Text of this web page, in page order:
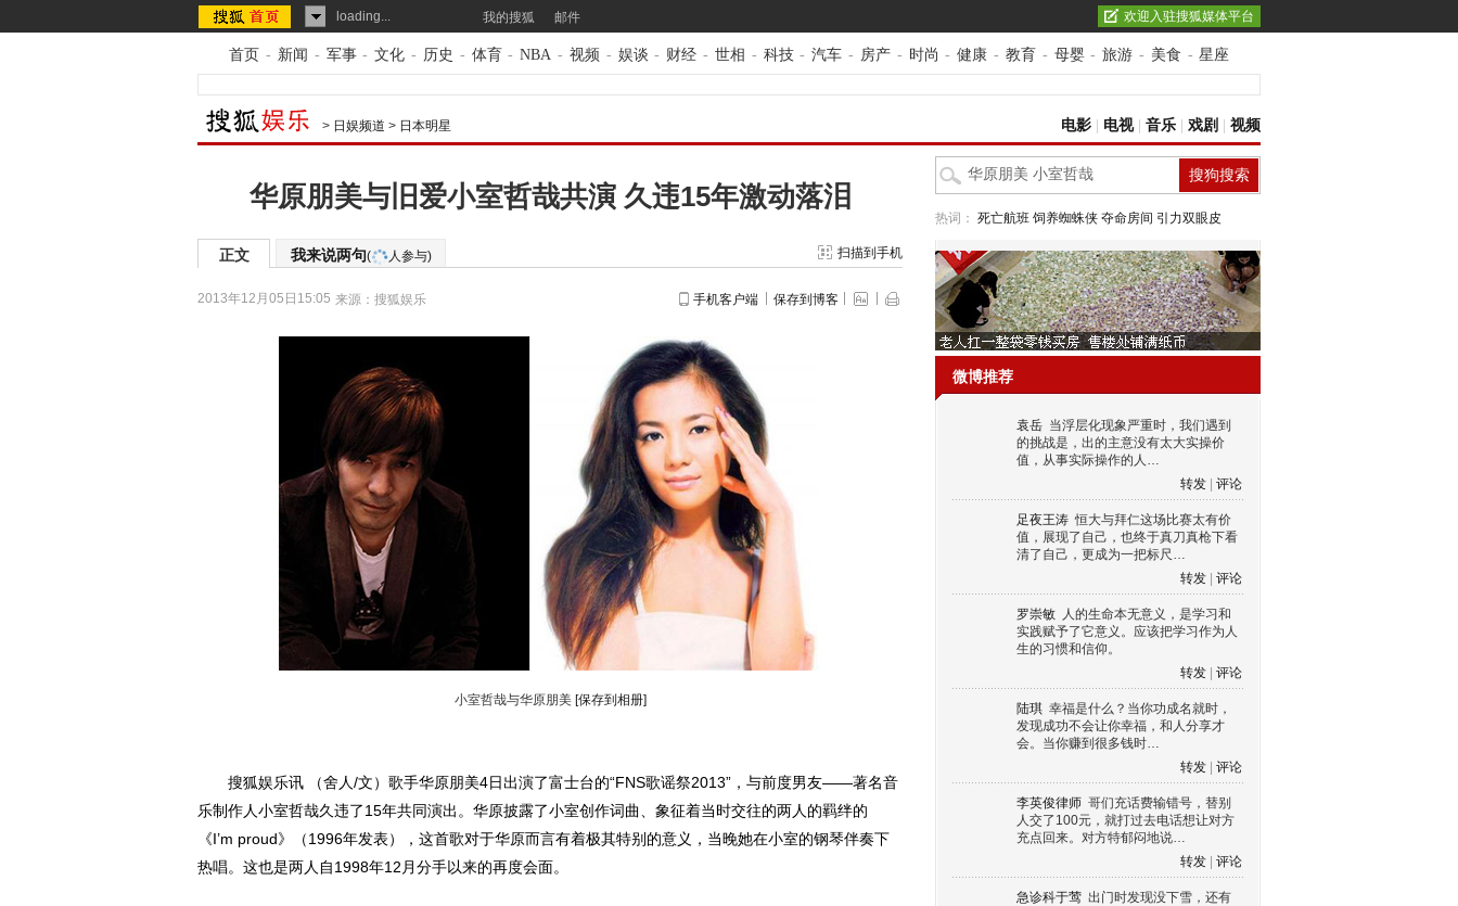
loading... 我的搜狐 邮件 欢迎入驻搜狐媒体平台
首页 - 新闻 - 军事 - 文化 - 历史 - 体育 - NBA - 视频 - 娱谈 - 财经 - 世相 - 科技 - 汽车 - 房产 - 时尚 - 健康 - 教育 - 母婴 - 旅游 - 美食 - 星座
> 日娱频道 > 日本明星 电影 电视| 音乐 戏剧 视频
华原朋美与旧爱小室哲哉共演 久违15年激动落泪
正文 我来说两句( 人参与) 扫描到手机
2013年12月05日15:05 来源： 搜狐娱乐 手机客户端 保存到博客
小室哲哉与华原朋美 [保存到相册]
搜狐娱乐讯 （舍人/文）歌手华原朋美4日出演了富士台的“FNS歌谣祭2013”，与前度男友——著名音
乐制作人小室哲哉久违了15年共同演出。华原披露了小室创作词曲、象征着当时交往的两人的羁绊的
《I’m proud》（1996年发表），这首歌对于华原而言有着极其特别的意义，当晚她在小室的钢琴伴奏下
热唱。这也是两人自1998年12月分手以来的再度会面。
热词： 死亡航班 饲养蜘蛛侠 夺命房间 引力双眼皮
微博推荐
袁岳 当浮层化现象严重时，我们遇到
的挑战是，出的主意没有太大实操价
值，从事实际操作的人…
转发
评论
足夜王涛 恒大与拜仁这场比赛太有价
值，展现了自己，也终于真刀真枪下看
清了自己，更成为一把标尺…
转发
评论
罗崇敏 人的生命本无意义，是学习和
实践赋予了它意义。应该把学习作为人
生的习惯和信仰。
转发
评论
陆琪 幸福是什么？当你功成名就时，
发现成功不会让你幸福，和人分享才
会。当你赚到很多钱时…
转发
评论
李英俊律师 哥们充话费输错号，替别
人交了100元，就打过去电话想让对方
充点回来。对方特郁闷地说…
转发
评论
急诊科于莺 出门时发现没下雪，还有